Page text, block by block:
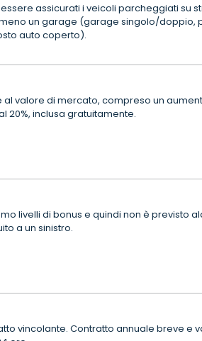
assicurati i veicoli parcheggiati su
un garage (garage singolo/doppio,
auto coperto).
al valore di mercato, compreso un
20%, inclusa gratuitamente.
livelli di bonus e quindi non è previsto
a un sinistro.
vincolante. Contratto annuale breve e